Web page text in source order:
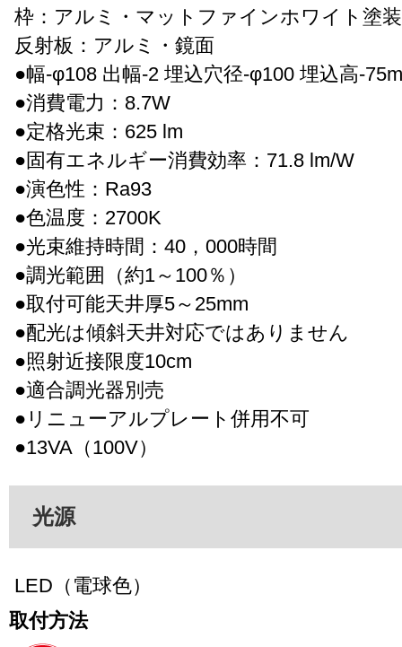
枠：アルミ・マットファインホワイト塗装
反射板：アルミ・鏡面
●幅-φ108 出幅-2 埋込穴径-φ100 埋込高-
●消費電力：8.7W
●定格光束：625 lm
●固有エネルギー消費効率：71.8 lm/W
●演色性：Ra93
●色温度：2700K
●光束維持時間：40，000時間
●調光範囲（約1～100％）
●取付可能天井厚5～25mm
●配光は傾斜天井対応ではありません
●照射近接限度10cm
●適合調光器別売
●リニューアルプレート併用不可
●13VA（100V）
光源
LED（電球色）
取付方法